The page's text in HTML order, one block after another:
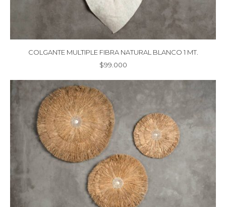
COLGANTE MULTIPLE FIBRA NATURAL BLANCO 1 MT.
$99.000